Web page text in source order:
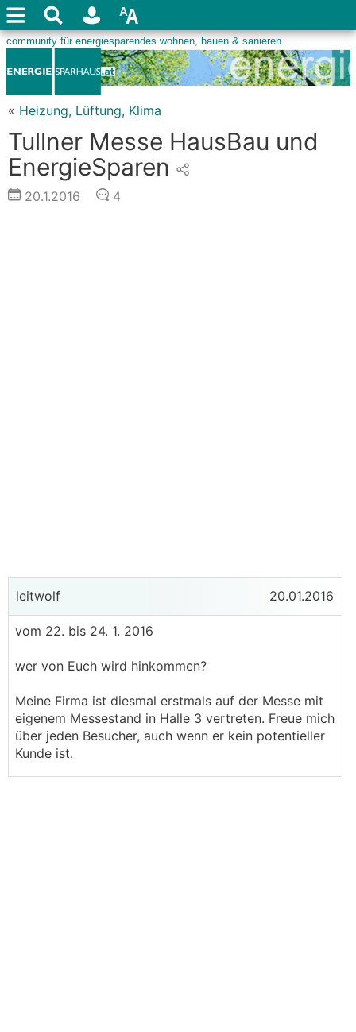
« Heizung, Lüftung, Klima
Tullner Messe HausBau und
EnergieSparen
20.1.2016 4
leitwolf 20.01.2016
vom 22. bis 24. 1. 2016
wer von Euch wird hinkommen?
Meine Firma ist diesmal erstmals auf der Messe mit
eigenem Messestand in Halle 3 vertreten. Freue mich
über jeden Besucher, auch wenn er kein potentieller
Kunde ist.